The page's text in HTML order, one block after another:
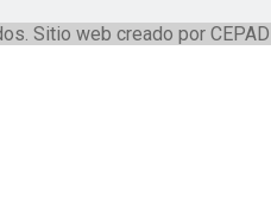
Sitio web creado por CEPAD